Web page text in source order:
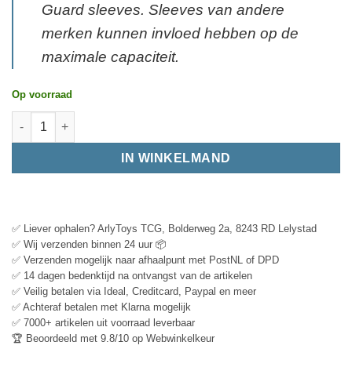
Guard sleeves. Sleeves van andere
merken kunnen invloed hebben op de
maximale capaciteit.
Op voorraad
IN WINKELMAND
✅ Liever ophalen? ArlyToys TCG, Bolderweg 2a, 8243 RD Lelystad
✅ Wij verzenden binnen 24 uur 📦
✅ Verzenden mogelijk naar afhaalpunt met PostNL of DPD
✅ 14 dagen bedenktijd na ontvangst van de artikelen
✅ Veilig betalen via Ideal, Creditcard, Paypal en meer
✅ Achteraf betalen met Klarna mogelijk
✅ 7000+ artikelen uit voorraad leverbaar
🏆 Beoordeeld met 9.8/10 op Webwinkelkeur